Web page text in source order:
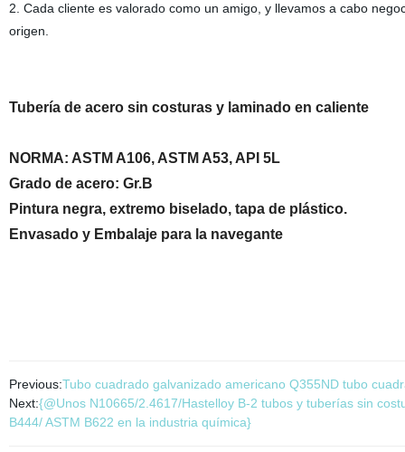
2. Cada cliente es valorado como un amigo, y llevamos a cabo
origen.
Tubería de acero sin costuras y laminado en caliente
NORMA: ASTM A106, ASTM A53, API 5L
Grado de acero: Gr.B
Pintura negra, extremo biselado, tapa de plástico.
Envasado y Embalaje para la navegante
Previous:Tubo cuadrado galvanizado americano Q355ND tubo
Next:{@Unos N10665/2.4617/Hastelloy B-2 tubos y tuberías sin
B444/ ASTM B622 en la industria química}